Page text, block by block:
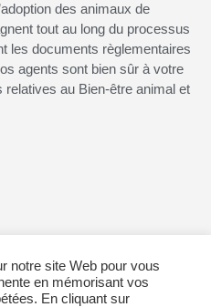
des animaux de
tout au long du processus
les documents règlementaires
agents sont bien sûr à votre
au Bien-être animal et
notre site Web pour vous
en mémorisant vos
En cliquant sur